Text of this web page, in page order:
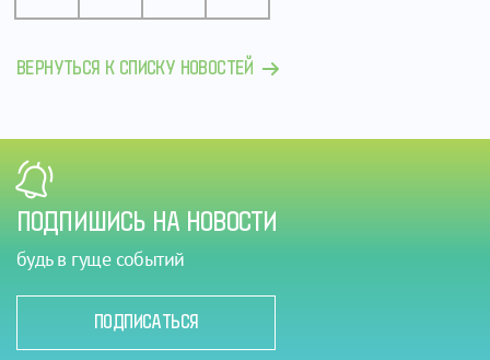
ВЕРНУТЬСЯ К СПИСКУ НОВОСТЕЙ
ПОДПИШИСЬ НА НОВОСТИ
будь в гуще событий
ПОДПИСАТЬСЯ